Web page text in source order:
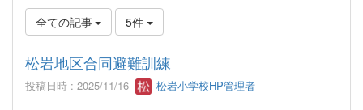
全ての記事 5件
松岩地区合同避難訓練
投稿日時 : 2025/11/16 松岩小学校HP管理者